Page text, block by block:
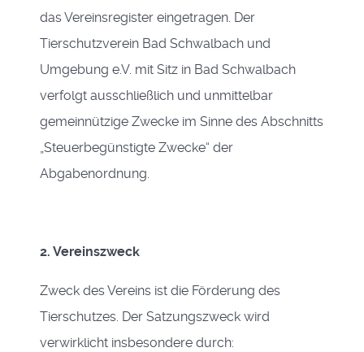
das Vereinsregister eingetragen. Der
Tierschutzverein Bad Schwalbach und
Umgebung e.V. mit Sitz in Bad Schwalbach
verfolgt ausschließlich und unmittelbar
gemeinnützige Zwecke im Sinne des Abschnitts
„Steuerbegünstigte Zwecke“ der
Abgabenordnung.
2. Vereinszweck
Zweck des Vereins ist die Förderung des
Tierschutzes. Der Satzungszweck wird
verwirklicht insbesondere durch: